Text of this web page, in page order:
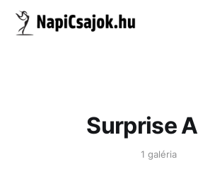
Surprise
1 galéria